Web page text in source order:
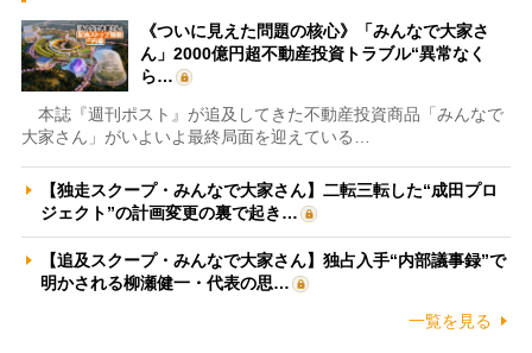
《ついに見えた問題の核心》「みんなで大家さ
ん」2000億円超不動産投資トラブル“異常なく
ら…
本誌『週刊ポスト』が追及してきた不動産投資商品「みんなで
大家さん」がいよいよ最終局面を迎えている…
【独走スクープ・みんなで大家さん】二転三転した“成田プロ
ジェクト”の計画変更の裏で起き…
【追及スクープ・みんなで大家さん】独占入手“内部議事録”で
明かされる柳瀬健一・代表の思…
一覧を見る